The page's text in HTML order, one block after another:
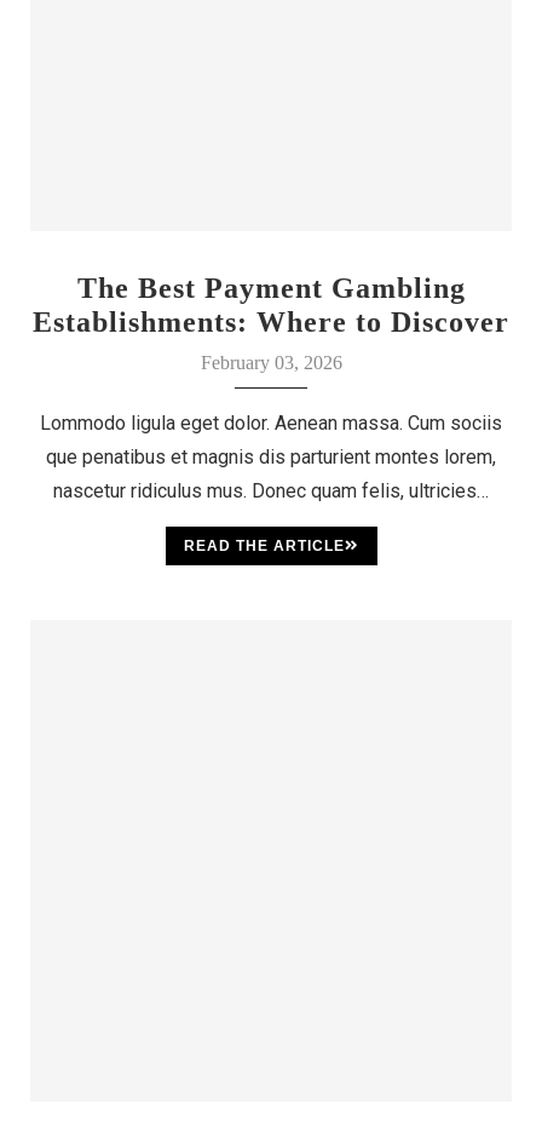
The Best Payment Gambling
Establishments: Where to Discover
Your Luck
February 03, 2026
Lommodo ligula eget dolor. Aenean massa. Cum sociis
que penatibus et magnis dis parturient montes lorem,
nascetur ridiculus mus. Donec quam felis, ultricies…
READ THE ARTICLE